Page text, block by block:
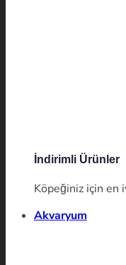
İndirimli Ürünler
Köpeğiniz için en
Akvaryum